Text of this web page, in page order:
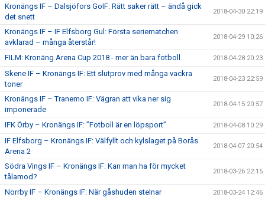
Kronängs IF – Dalsjöfors GoIF: Rätt saker rätt – ändå gick
det snett
2018-04-30 22:19
Kronängs IF – IF Elfsborg Gul: Första seriematchen
avklarad – många återstår!
2018-04-29 10:26
FILM: Kronäng Arena Cup 2018 - mer än bara fotboll 2018-04-28 20:23
Skene IF – Kronängs IF: Ett slutprov med många vackra
toner
2018-04-23 22:59
Kronängs IF – Tranemo IF: Vägran att vika ner sig
imponerade
2018-04-15 20:57
IFK Örby – Kronängs IF: ”Fotboll är en löpsport” 2018-04-08 10:29
IF Elfsborg – Kronängs IF: Välfyllt och kylslaget på Borås
Arena 2
2018-04-07 20:54
Södra Vings IF – Kronängs IF: Kan man ha för mycket
tålamod?
2018-03-26 22:15
Norrby IF – Kronängs IF: När gåshuden stelnar 2018-03-24 12:46